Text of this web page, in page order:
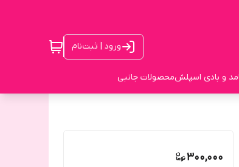
ورود | ثبت‌نام
و بادی اسپلشمحصولات جانبی
300,000